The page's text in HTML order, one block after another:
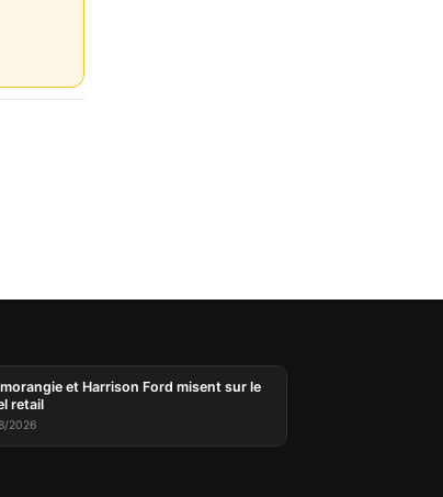
et Harrison Ford misent sur le
retail
2026